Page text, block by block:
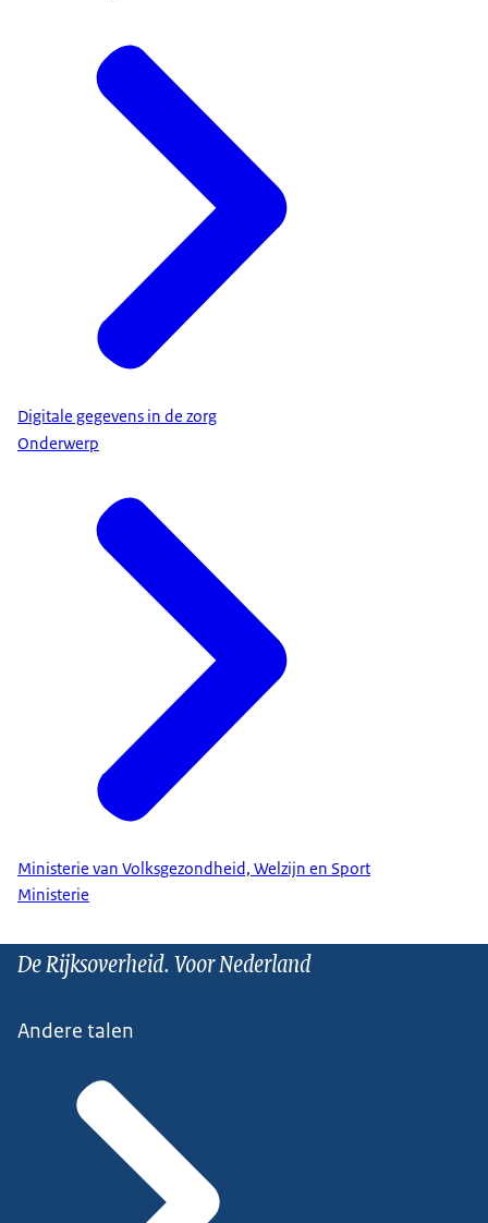
Digitale gegevens in de zorg
Onderwerp
Ministerie van Volksgezondheid, Welzijn en Sport
Ministerie
De Rijksoverheid. Voor Nederland
Andere talen